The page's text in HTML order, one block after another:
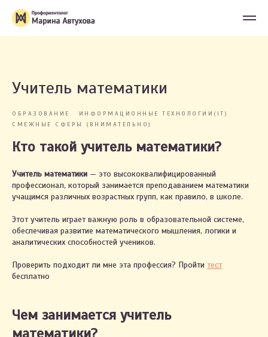
Учитель математики
ОБРАЗОВАНИЕ
ИНФОРМАЦИОННЫЕ ТЕХНОЛОГИИ(IT)
СМЕЖНЫЕ СФЕРЫ (ВНИМАТЕЛЬНО)
Кто такой учитель математики?
Учитель математики — это высококвалифицированный
профессионал, который занимается преподаванием математики
учащимся различных возрастных групп, как правило, в школе.
Этот учитель играет важную роль в образовательной системе,
обеспечивая развитие математического мышления, логики и
аналитических способностей учеников.
Проверить подходит ли мне эта профессия? Пройти тест
бесплатно
Чем занимается учитель
математики?